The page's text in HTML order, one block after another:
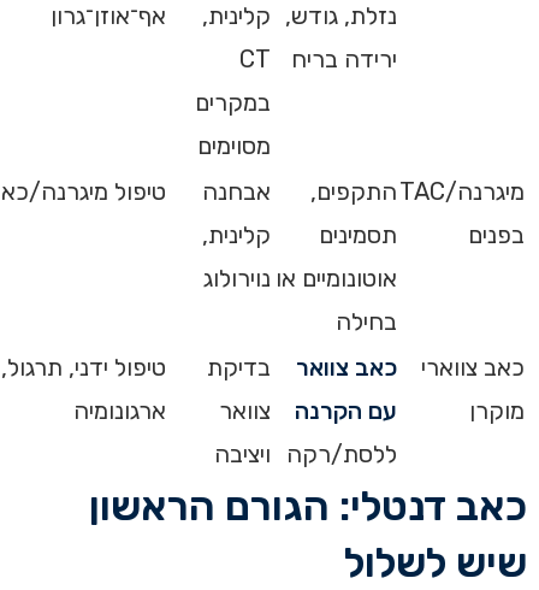
נזלת, גודש,
ירידה בריח
קלינית,
CT
במקרים
מסוימים
אף־אוזן־גרון
מיגרנה/TAC
בפנים
התקפים,
תסמינים
אוטונומיים או
בחילה
אבחנה
קלינית,
נוירולוג
טיפול מיגרנה/
כאב צווארי
מוקרן
כאב צוואר
עם הקרנה
ללסת/רקה
בדיקת
צוואר
ויציבה
טיפול ידני, תרגול,
ארגונומיה
כאב דנטלי: הגורם הראשון
שיש לשלול